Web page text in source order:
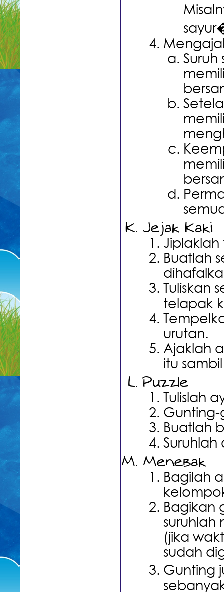
Jejak Kaki
Buatlah
Tuliskan
telapak
urutan.
Ajaklah
itu
Puzzle
Tulislah
Buatlah
Menebak
Bagilah
Bagikan
suruhlah
(jika
sudah
Gunting